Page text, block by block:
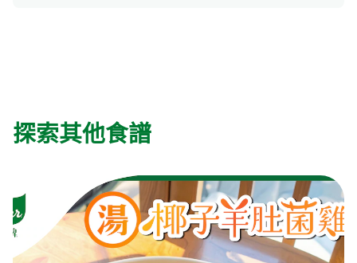
探索其他食譜